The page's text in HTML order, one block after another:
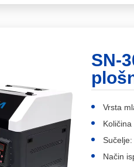
SN-
Vrsta
Način